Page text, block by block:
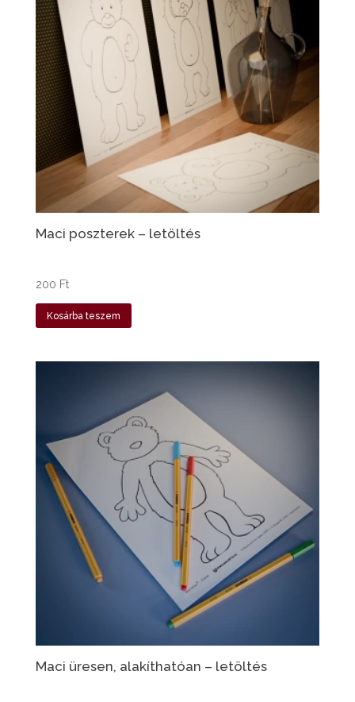
Maci poszterek – letöltés
200 Ft
Kosárba teszem
Maci üresen, alakíthatóan – letöltés